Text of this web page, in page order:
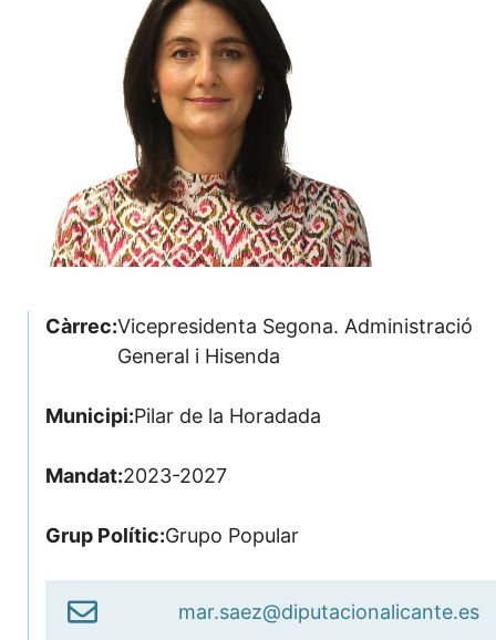
Càrrec:Vicepresidenta Segona. Administració
General i Hisenda
Municipi:Pilar de la Horadada
Mandat:2023-2027
Grup Polític:Grupo Popular
mar.saez@diputacionalicante.es